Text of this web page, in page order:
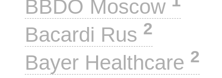
BBDO Moscow
Bacardi Rus 2
Bayer Healthcare 2